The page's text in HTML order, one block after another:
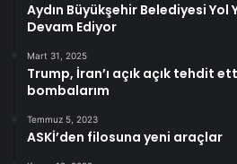
Aydın Büyükşehir Belediyesi Yol
Devam Ediyor
Mart 31, 2025
Trump, İran’ı açık açık tehdit
bombalarım
Temmuz 5, 2023
ASKİ’den filosuna yeni araçlar